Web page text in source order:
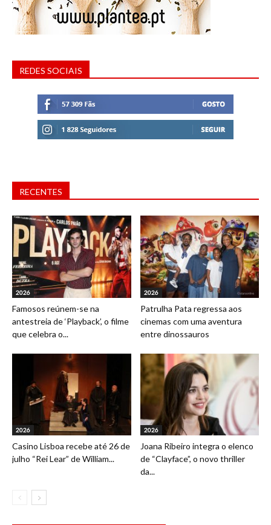
REDES SOCIAIS
RECENTES
2026
Famosos reúnem-se na
antestreia de ‘Playback’, o filme
que celebra o...
2026
Patrulha Pata regressa aos
cinemas com uma aventura
entre dinossauros
2026
Casino Lisboa recebe até 26 de
julho “Rei Lear” de William...
2026
Joana Ribeiro integra o elenco
de “Clayface”, o novo thriller
da...